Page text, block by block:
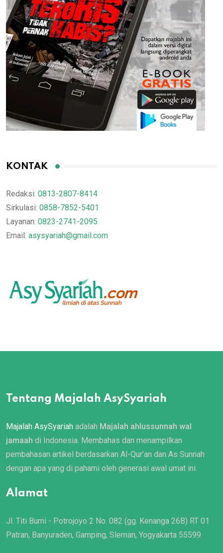
KONTAK
Redaksi: 0813-2807-8414
Sirkulasi: 0858-7852-5401
Layanan: 0823-2741-2095
Email: asysyariah@gmail.com
Tentang Majalah AsySyariah
Majalah AsySyariah adalah Majalah ahlussunnah wal
jamaah di Indonesia. Membahas dan menampilkan
pembahasan artikel berdasarkan Al-Qur’an dan As Sunnah
dengan apa yang di pahami oleh generasi awal umat ini.
Alamat
Jl. Titi Bumi - Potrojoyo 2 No. 082 (gg. Kenanga 26B) RT 01
Patran, Banyuraden, Gamping, Sleman, Yogyakarta 55599